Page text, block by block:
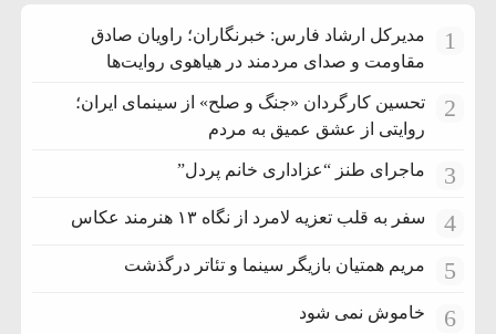
1
مدیرکل ارشاد فارس: خبرنگاران؛ راویان صادق
مقاومت و صدای مردمند در هیاهوی روایت‌ها
2
تحسین کارگردان «جنگ و صلح» از سینمای ایران؛
روایتی از عشق عمیق به مردم
3 ماجرای طنز “عزاداری خانم پردل”
4 سفر به قلب تعزیه لامرد از نگاه ۱۳ هنرمند عکاس
5 مریم همتیان بازیگر سینما و تئاتر درگذشت
6 خاموش نمی شود